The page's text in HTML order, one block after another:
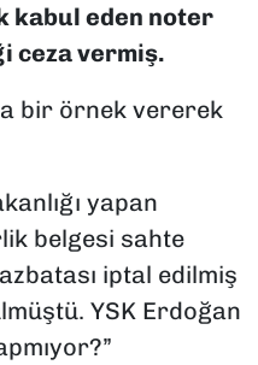
kabul eden noter
ceza vermiş.
bir örnek vererek
yapan
belgesi sahte
iptal edilmiş
YSK Erdoğan